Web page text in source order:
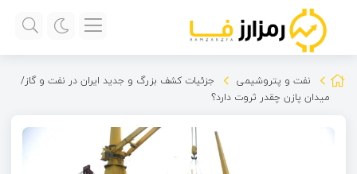
نفت و پتروشیمی
جزئیات کشف بزرگ و جدید ایران در نفت و گاز/
میدان پازن چقدر ثروت دارد؟